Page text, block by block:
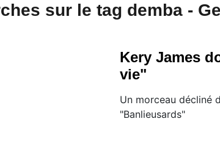
sur le tag demba -
Kery James
vie"
Un morceau décliné
"Banlieusards"